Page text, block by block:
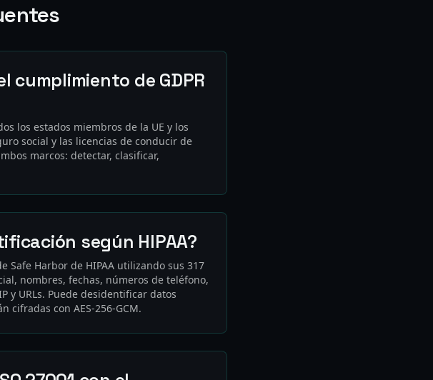
cumplimiento de GDPR
los estados miembros de la UE y los
social y las licencias de conducir de
marcos: detectar, clasificar,
según HIPAA?
Safe Harbor de HIPAA utilizando sus 317
nombres, fechas, números de teléfono,
y URLs. Puede desidentificar datos
cifradas con AES-256-GCM.